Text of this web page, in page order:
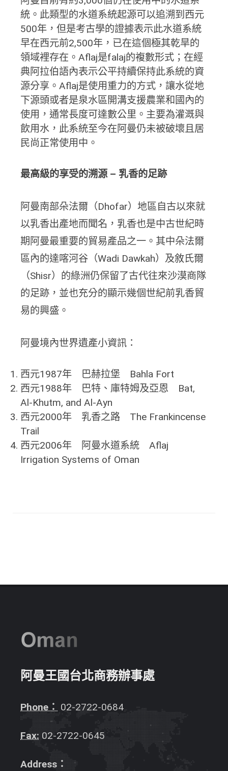
統。此類型的水道系統起源可以追溯到西元
500年，但是考古學的證據表示此水道系統
早在西元前2,500年，已在這個極其乾旱的
領域裡存在。Aflaj是falaj的複數形式；在經
典阿拉伯語內表示公平持續保持此系統的資
源分享。Aflaj是使用重力的方式，讓水從地
下源頭或者是泉水區開溝支援農業和國內的
使用，通常長度可達數公里。主要為灌溉與
飲用水，此系統至今在阿曼仍未被破壞且居
民尚正常使用中。
最高級的享受的溯源 – 乳香的足跡
阿曼南部朵法爾（Dhofar）地區自古以來就
以乳香出產地而聞名，乳香也是中古世紀時
期阿曼最重要的貿易產品之一。其中朵法爾
區內的達喀河谷（Wadi Dawkah）及敘氏爾
（Shisr）的綠洲仍保留了古代往來沙漠商隊
的足跡，並也充分的顯示幾個世紀前乳香貿
易的興盛。
阿曼境內世界遺產小資訊：
西元1987年 巴赫拉堡 Bahla Fort
西元1988年 巴特、庫特姆及亞恩 Bat,
Al-Khutm, and Al-Ayn
西元2000年 乳香之路 The Frankincense
Trail
西元2006年 阿曼水道系統 Aflaj
Irrigation Systems of Oman
阿曼王國台北商務辦事處
Phone： 02-2722-0684
Fax: 02-2722-0645
Address：